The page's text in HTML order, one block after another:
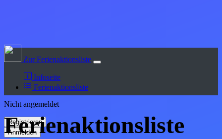
Zur Ferienaktionsliste
Infoseite
Ferienaktionsliste
Nicht angemeldet
Ferienaktionsliste